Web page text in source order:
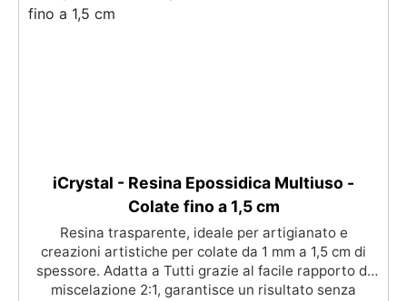
iCrystal - Resina Epossidica Multiuso -
Colate fino a 1,5 cm
Resina trasparente, ideale per artigianato e
creazioni artistiche per colate da 1 mm a 1,5 cm di
spessore. Adatta a Tutti grazie al facile rapporto di
miscelazione 2:1, garantisce un risultato senza